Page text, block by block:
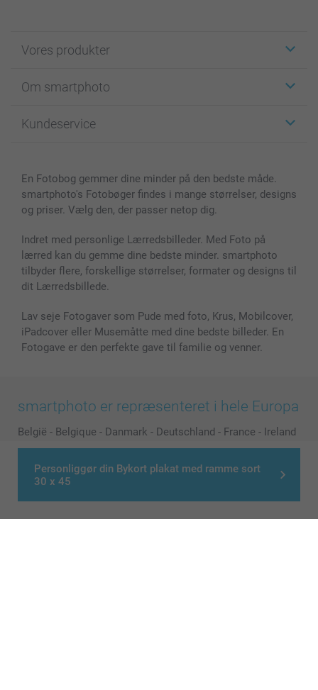
Personliggør din Bykort plakat med ramme sort
30 x 45
Vores produkter
Fotokort
Fotobøger
Cover til mobil & tablet
MyNameBook
Fotorammer & Tilbehør
Alle fotoprodukter
Om smartphoto
For affiliate
Sitemap
Betingelser og garantier
Kundeservice
smartbonus
Priser & betaling
En Fotobog gemmer dine minder på den bedste måde.
smartphoto's Fotobøger findes i mange størrelser, designs
og priser. Vælg den, der passer netop dig.
Indret med personlige Lærredsbilleder. Med Foto på
lærred kan du gemme dine bedste minder. smartphoto
tilbyder flere, forskellige størrelser, formater og designs til
dit Lærredsbillede.
Lav seje Fotogaver som Pude med foto, Krus, Mobilcover,
iPadcover eller Musemåtte med dine bedste billeder. En
Fotogave er den perfekte gave til familie og venner.
smartphoto er repræsenteret i hele Europa
België - Belgique - Danmark - Deutschland - France - Ireland
- Nederland - Norge - Österreich - Schweiz - Suisse -
Switzerland - Suomi Sverige - United Kingdom -
Other Countries